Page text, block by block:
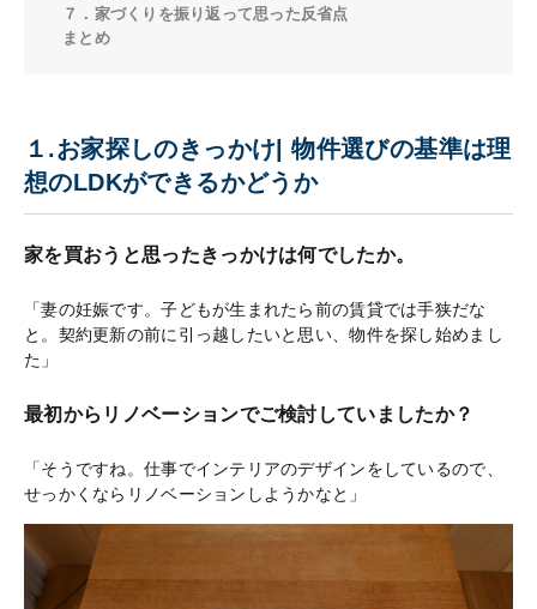
７．家づくりを振り返って思った反省点
まとめ
１.お家探しのきっかけ| 物件選びの基準は理
想のLDKができるかどうか
家を買おうと思ったきっかけは何でしたか。
「妻の妊娠です。子どもが生まれたら前の賃貸では手狭だな
と。契約更新の前に引っ越したいと思い、物件を探し始めまし
た」
最初からリノベーションでご検討していましたか？
「そうですね。仕事でインテリアのデザインをしているので、
せっかくならリノベーションしようかなと」